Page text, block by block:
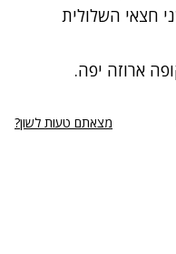
חצאי השלולית
מצאתם טעות לשון?